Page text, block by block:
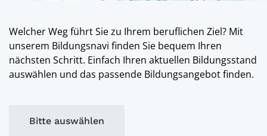
Welcher Weg führt Sie zu Ihrem beruflichen Ziel? Mit
unserem Bildungsnavi finden Sie bequem Ihren
nächsten Schritt. Einfach Ihren aktuellen Bildungsstand
auswählen und das passende Bildungsangebot finden.
Bitte auswählen